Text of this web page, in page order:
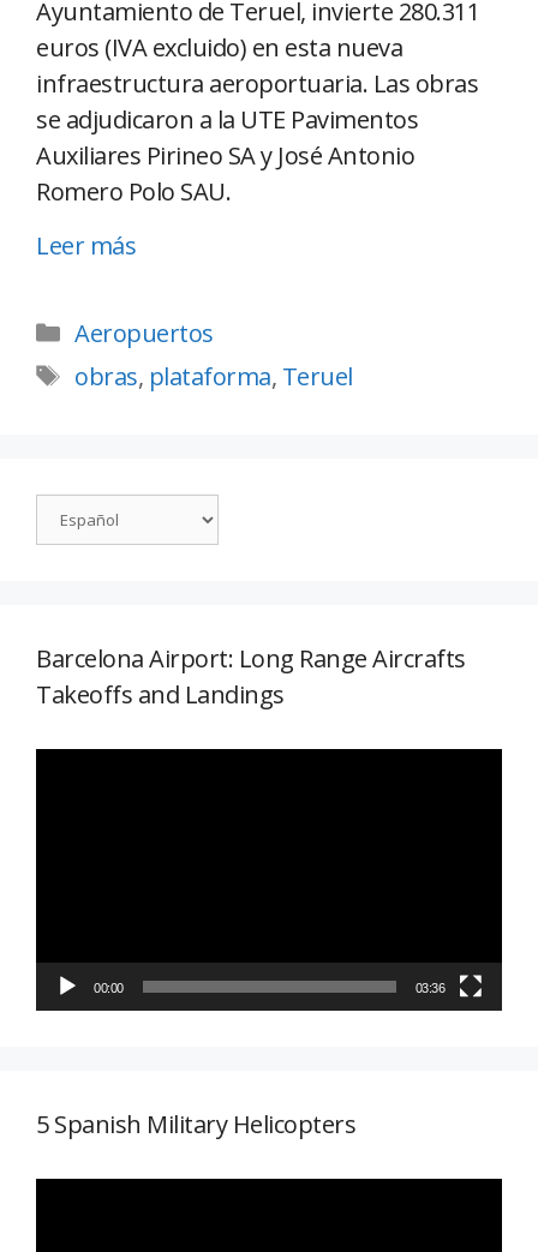
Ayuntamiento de Teruel, invierte 280.311
euros (IVA excluido) en esta nueva
infraestructura aeroportuaria. Las obras
se adjudicaron a la UTE Pavimentos
Auxiliares Pirineo SA y José Antonio
Romero Polo SAU.
Leer más
Aeropuertos
obras, plataforma, Teruel
Barcelona Airport: Long Range Aircrafts
Takeoffs and Landings
00:00 03:36
5 Spanish Military Helicopters